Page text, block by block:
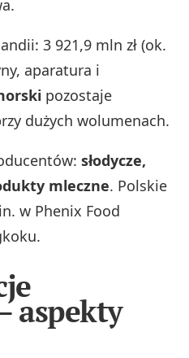
3 921,9 mln zł (ok.
aparatura i
pozostaje
dużych wolumenach.
słodycze,
mleczne. Polskie
w Phenix Food
aspekty